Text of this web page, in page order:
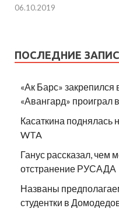
06.10.2019
ПОСЛЕДНИЕ
«Ак Барс» закрепился
«Авангард» проиграл
Касаткина поднялась
WTA
Ганус рассказал, чем
отстранение РУСАДА
Названы
студентки в